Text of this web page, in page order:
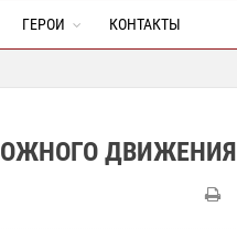
ГЕРОИ КОНТАКТЫ
ДВИЖЕНИЯ